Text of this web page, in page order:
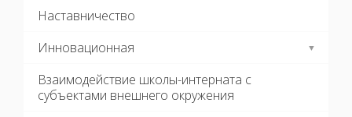
Наставничество
Инновационная
Взаимодействие школы-интерната с
субъектами внешнего окружения